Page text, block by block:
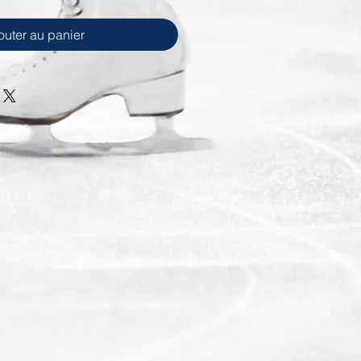
au panier